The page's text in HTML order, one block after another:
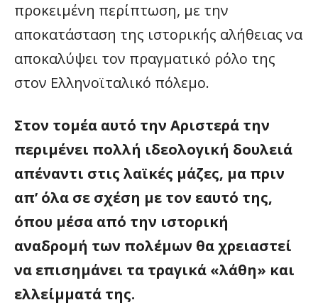
προκειμένη περίπτωση, με την
αποκατάσταση της ιστορικής αλήθειας να
αποκαλύψει τον πραγματικό ρόλο της
στον Ελληνοϊταλικό πόλεμο.
Στον τομέα αυτό την Αριστερά την
περιμένει πολλή ιδεολογική δουλειά
απέναντι στις λαϊκές μάζες, μα πριν
απ’ όλα σε σχέση με τον εαυτό της,
όπου μέσα από την ιστορική
αναδρομή των πολέμων θα χρειαστεί
να επισημάνει τα τραγικά «λάθη» και
ελλείμματά της.